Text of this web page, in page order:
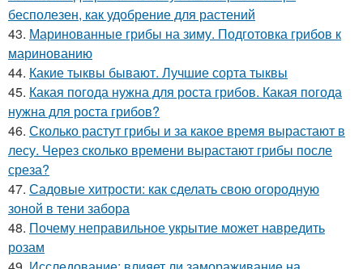
бесполезен, как удобрение для растений
43. Маринованные грибы на зиму. Подготовка грибов к
маринованию
44. Какие тыквы бывают. Лучшие сорта тыквы
45. Какая погода нужна для роста грибов. Какая погода
нужна для роста грибов?
46. Сколько растут грибы и за какое время вырастают в
лесу. Через сколько времени вырастают грибы после
среза?
47. Садовые хитрости: как сделать свою огородную
зоной в тени забора
48. Почему неправильное укрытие может навредить
розам